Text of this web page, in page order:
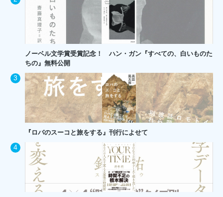
ノーベル文学賞受賞記念！ ハン・ガン『すべての、白いものた
ちの』無料公開
『ロバのスーコと旅をする』刊行によせて